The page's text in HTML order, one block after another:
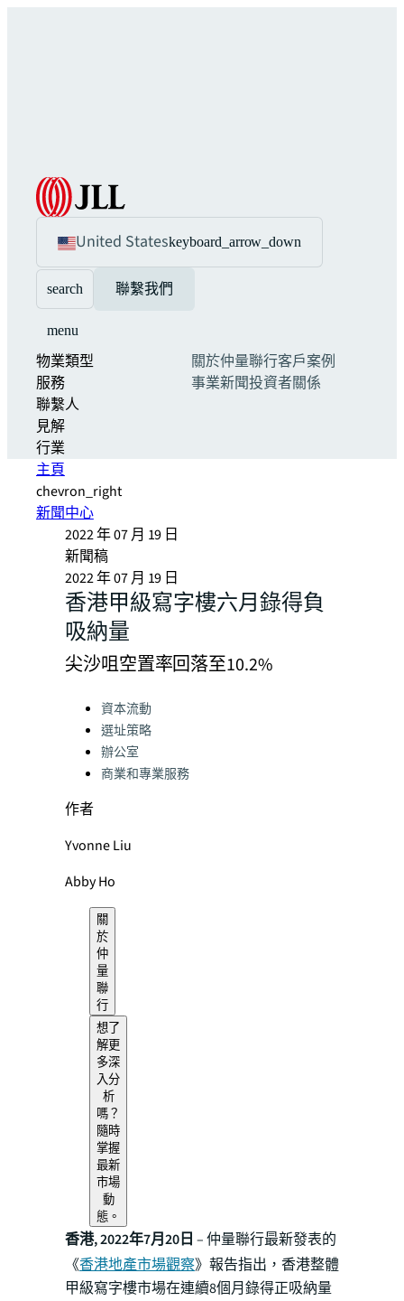
United Stateskeyboard_arrow_down
search 聯繫我們
menu
物業類型
服務
聯繫人
見解
行業
關於仲量聯行客戶案例
事業新聞投資者關係
主頁
chevron_right
新聞中心
2022 年 07 月 19 日
新聞稿
2022 年 07 月 19 日
香港甲級寫字樓六月錄得負
吸納量
尖沙咀空置率回落至10.2%
Categories:
資本流動
選址策略
辦公室
商業和專業服務
作者
Yvonne Liu
Abby Ho
關
於
仲
量
聯
行
想了
解更
多深
入分
析
嗎？
隨時
掌握
最新
市場
動
態。
香港, 2022年7月20日 – 仲量聯行最新發表的
《香港地產市場觀察》報告指出，香港整體
甲級寫字樓市場在連續8個月錄得正吸納量